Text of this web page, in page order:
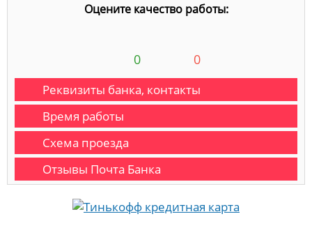
Оцените качество работы:
0 0
Реквизиты банка, контакты
Время работы
Схема проезда
Отзывы Почта Банка